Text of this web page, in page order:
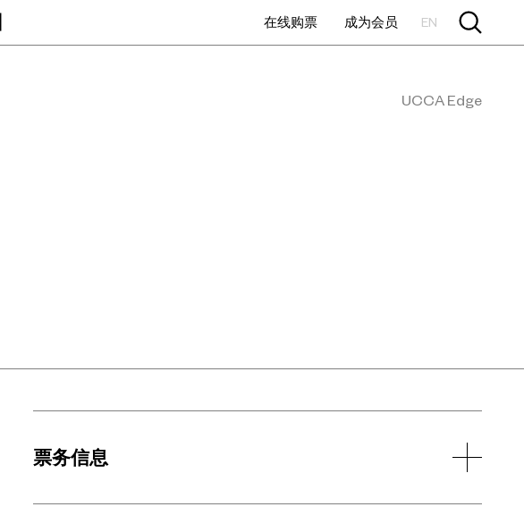
在线购票 成为会员 EN
UCCA Edge
票务信息